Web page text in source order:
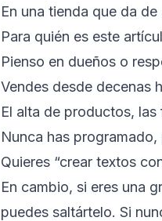
En una tienda que da
Para quién es este
Pienso en dueños o
Vendes desde decenas
El alta de productos,
Nunca has
Quieres “crear textos
En cambio, si eres una
puedes saltártelo. Si